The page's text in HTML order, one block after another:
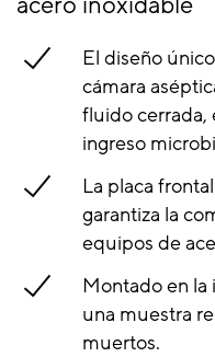
El diseño
cámara
fluido cerrada,
ingreso
La placa
garantiza la
equipos de
Montado en la
una muestra
muertos.